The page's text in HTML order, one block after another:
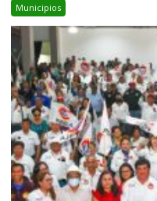
Municipios